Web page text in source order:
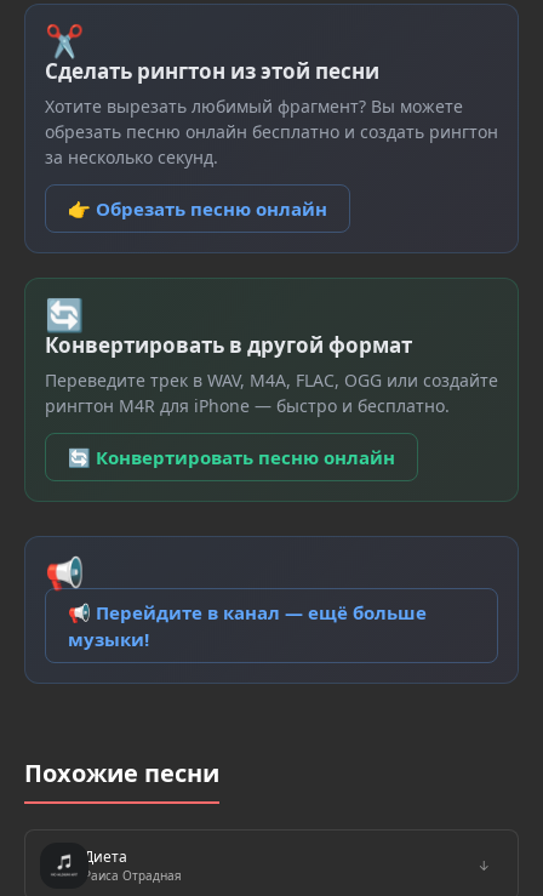
✂
Сделать рингтон из этой песни
Хотите вырезать любимый фрагмент? Вы можете
обрезать песню онлайн бесплатно и создать рингтон
за несколько секунд.
👉 Обрезать песню онлайн
🔄
Конвертировать в другой формат
Переведите трек в WAV, M4A, FLAC, OGG или создайте
рингтон M4R для iPhone — быстро и бесплатно.
🔄 Конвертировать песню онлайн
📢
📢 Перейдите в канал — ещё больше
музыки!
Похожие песни
Диета
Раиса Отрадная
↓